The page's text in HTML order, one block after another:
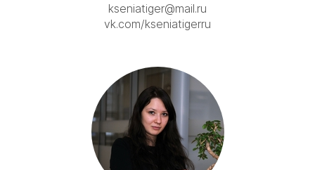
kseniatiger@mail.ru
vk.com/kseniatigerru